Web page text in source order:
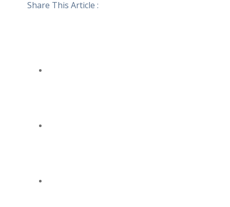
Share This Article :